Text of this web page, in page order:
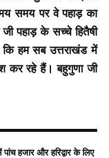
समय पर वे पहाड़ का
पहाड़ के सच्चे हितैषी
कि हम सब उत्तराखंड में
कर रहे हैं। बहुगुणा जी
हजार और हरिद्वार के लिए